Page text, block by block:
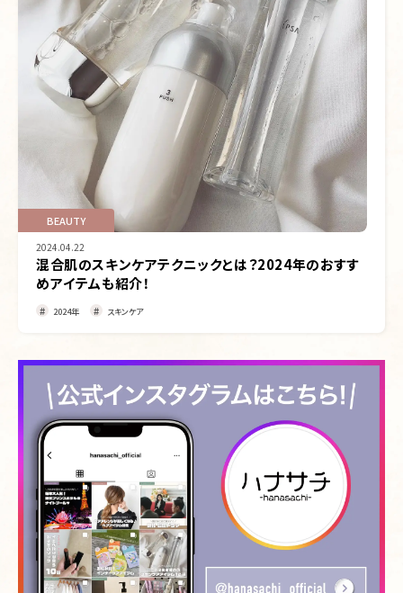
BEAUTY
2024.04.22
混合肌のスキンケアテクニックとは？2024年のおすす
めアイテムも紹介！
2024年 スキンケア